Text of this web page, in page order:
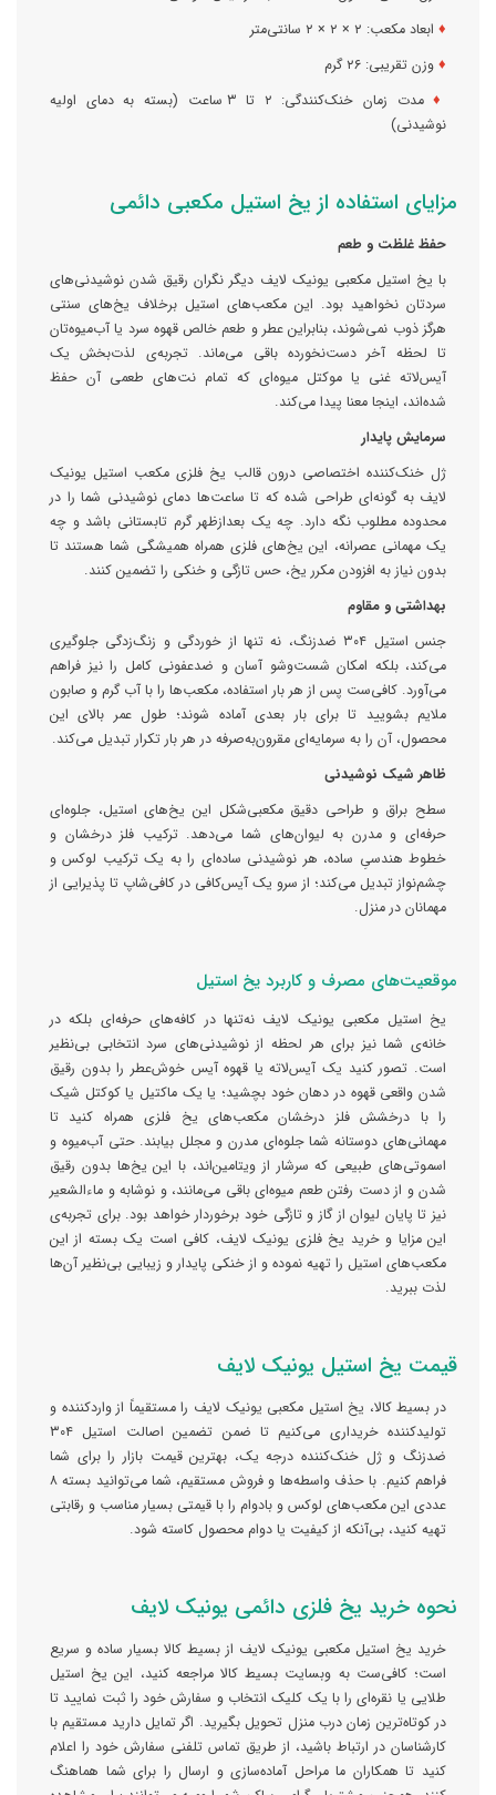
♦ ابعاد مکعب: ۲ × ۲ × ۲ سانتی‌متر
♦ وزن تقریبی: ۲۶ گرم
♦
مدت زمان خنک‌کنندگی: ۲ تا ۳ ساعت (بسته به دمای اولیه
نوشیدنی)
مزایای استفاده از یخ استیل مکعبی دائمی
حفظ غلظت و طعم
با یخ استیل مکعبی یونیک لایف دیگر نگران رقیق شدن نوشیدنی‌های
سردتان نخواهید بود. این مکعب‌های استیل برخلاف یخ‌های سنتی
هرگز ذوب نمی‌شوند، بنابراین عطر و طعم خالص قهوه سرد یا آب‌میوه‌تان
تا لحظه آخر دست‌نخورده باقی می‌ماند. تجربه‌ی لذت‌بخش یک
آیس‌لاته غنی یا موکتل میوه‌ای که تمام نت‌های طعمی آن حفظ
شده‌اند، اینجا معنا پیدا می‌کند.
سرمایش پایدار
ژل خنک‌کننده اختصاصی درون قالب یخ فلزی مکعب استیل یونیک
لایف به گونه‌ای طراحی شده که تا ساعت‌ها دمای نوشیدنی شما را در
محدوده مطلوب نگه دارد. چه یک بعدازظهر گرم تابستانی باشد و چه
یک مهمانی عصرانه، این یخ‌های فلزی همراه همیشگی شما هستند تا
بدون نیاز به افزودن مکرر یخ، حس تازگی و خنکی را تضمین کنند.
بهداشتی و مقاوم
جنس استیل ۳۰۴ ضدزنگ، نه‌ تنها از خوردگی و زنگ‌زدگی جلوگیری
می‌کند، بلکه امکان شست‌وشو آسان و ضدعفونی کامل را نیز فراهم
می‌آورد. کافی‌ست پس از هر بار استفاده، مکعب‌ها را با آب گرم و صابون
ملایم بشویید تا برای بار بعدی آماده شوند؛ طول عمر بالای این
محصول، آن را به سرمایه‌ای مقرون‌به‌صرفه در هر بار تکرار تبدیل می‌کند.
ظاهر شیک نوشیدنی
سطح براق و طراحی دقیق مکعبی‌شکل این یخ‌های استیل، جلوه‌ای
حرفه‌ای و مدرن به لیوان‌های شما می‌دهد. ترکیب فلز درخشان و
خطوط هندسیِ ساده، هر نوشیدنی ساده‌ای را به یک ترکیب لوکس و
چشم‌نواز تبدیل می‌کند؛ از سرو یک آیس‌کافی در کافی‌شاپ تا پذیرایی از
مهمانان در منزل.
موقعیت‌های مصرف و کاربرد یخ استیل
یخ استیل مکعبی یونیک لایف نه‌تنها در کافه‌های حرفه‌ای بلکه در
خانه‌ی شما نیز برای هر لحظه از نوشیدنی‌های سرد انتخابی بی‌نظیر
است. تصور کنید یک آیس‌لاته یا قهوه آیس خوش‌عطر را بدون رقیق
شدن واقعی قهوه در دهان خود بچشید؛ یا یک ماکتیل یا کوکتل شیک
را با درخشش فلز درخشان مکعب‌های یخ فلزی همراه کنید تا
مهمانی‌های دوستانه شما جلوه‌ای مدرن و مجلل بیابند. حتی آب‌میوه و
اسموتی‌های طبیعی که سرشار از ویتامین‌اند، با این یخ‌ها بدون رقیق
شدن و از دست رفتن طعم میوه‌ای باقی می‌مانند، و نوشابه و ماءالشعیر
نیز تا پایان لیوان از گاز و تازگی خود برخوردار خواهد بود. برای تجربه‌ی
این مزایا و خرید یخ فلزی یونیک لایف، کافی است یک بسته از این
مکعب‌های استیل را تهیه نموده و از خنکی پایدار و زیبایی بی‌نظیر آن‌ها
لذت ببرید.
قیمت یخ استیل یونیک لایف
در بسیط کالا، یخ استیل مکعبی یونیک لایف را مستقیماً از واردکننده و
تولیدکننده خریداری می‌کنیم تا ضمن تضمین اصالت استیل ۳۰۴
ضد‌زنگ و ژل خنک‌کننده درجه یک، بهترین قیمت بازار را برای شما
فراهم کنیم. با حذف واسطه‌ها و فروش مستقیم، شما می‌توانید بسته ۸
عددی این مکعب‌های لوکس و بادوام را با قیمتی بسیار مناسب و رقابتی
تهیه کنید، بی‌آنکه از کیفیت یا دوام محصول کاسته شود.
نحوه خرید یخ فلزی دائمی یونیک لایف
خرید یخ استیل مکعبی یونیک لایف از بسیط کالا بسیار ساده و سریع
است؛ کافی‌ست به وبسایت بسیط کالا مراجعه کنید، این یخ استیل
طلایی یا نقره‌ای را با یک کلیک انتخاب و سفارش خود را ثبت نمایید تا
در کوتاه‌ترین زمان درب منزل تحویل بگیرید. اگر تمایل دارید مستقیم با
کارشناسان در ارتباط باشید، از طریق تماس تلفنی سفارش خود را اعلام
کنید تا همکاران ما مراحل آماده‌سازی و ارسال را برای شما هماهنگ